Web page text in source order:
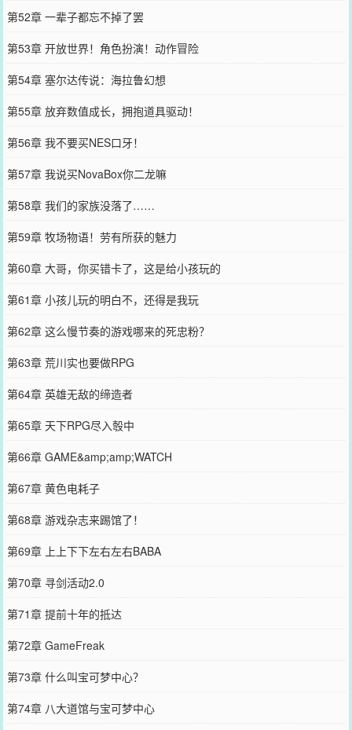
第52章 一辈子都忘不掉了罢
第53章 开放世界！角色扮演！动作冒险
第54章 塞尔达传说：海拉鲁幻想
第55章 放弃数值成长，拥抱道具驱动！
第56章 我不要买NES口牙！
第57章 我说买NovaBox你二龙嘛
第58章 我们的家族没落了……
第59章 牧场物语！劳有所获的魅力
第60章 大哥，你买错卡了，这是给小孩玩的
第61章 小孩儿玩的明白不，还得是我玩
第62章 这么慢节奏的游戏哪来的死忠粉？
第63章 荒川实也要做RPG
第64章 英雄无敌的缔造者
第65章 天下RPG尽入彀中
第66章 GAME&amp;amp;WATCH
第67章 黄色电耗子
第68章 游戏杂志来踢馆了！
第69章 上上下下左右左右BABA
第70章 寻剑活动2.0
第71章 提前十年的抵达
第72章 GameFreak
第73章 什么叫宝可梦中心？
第74章 八大道馆与宝可梦中心